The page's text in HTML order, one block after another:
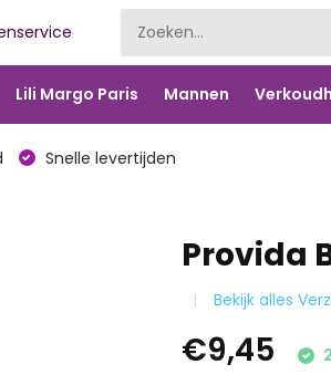
Lili Margo Paris Mannen
Snelle levertijden
Provida
Bekijk alles
€9,45